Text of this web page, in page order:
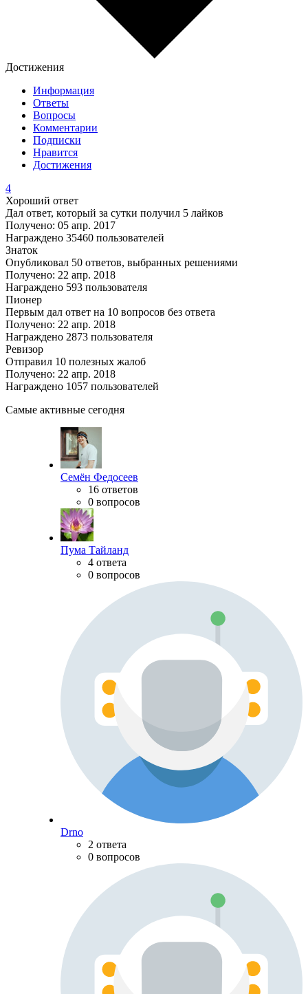
Достижения
Информация
Ответы
Вопросы
Комментарии
Подписки
Нравится
Достижения
4
Хороший ответ
Дал ответ, который за сутки получил 5 лайков
Получено: 05 апр. 2017
Награждено 35460 пользователей
Знаток
Опубликовал 50 ответов, выбранных решениями
Получено: 22 апр. 2018
Награждено 593 пользователя
Пионер
Первым дал ответ на 10 вопросов без ответа
Получено: 22 апр. 2018
Награждено 2873 пользователя
Ревизор
Отправил 10 полезных жалоб
Получено: 22 апр. 2018
Награждено 1057 пользователей
Самые активные сегодня
Семён Федосеев
16 ответов
0 вопросов
Пума Тайланд
4 ответа
0 вопросов
Drno
2 ответа
0 вопросов